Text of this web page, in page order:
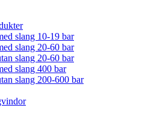
slang 10-19 bar
slang 20-60 bar
slang 20-60 bar
slang 400 bar
slang 200-600 bar